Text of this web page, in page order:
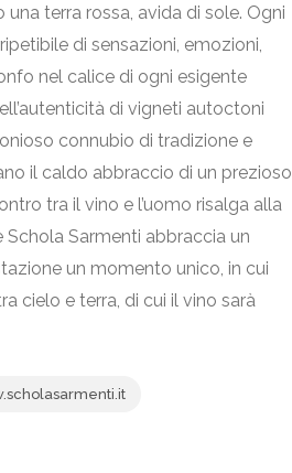
terra rossa, avida di sole. Ogni
di sensazioni, emozioni,
nel calice di ogni esigente
di vigneti autoctoni
connubio di tradizione e
il caldo abbraccio di un prezioso
tra il vino e l’uomo risalga alla
Sarmenti abbraccia un
un momento unico, in cui
cielo e terra, di cui il vino sarà